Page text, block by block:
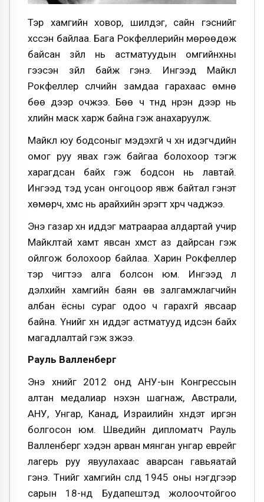
Тэр хамгийн ховор, шилдэг, сайн гэснийг
хүссэн байлаа. Бага Рокфеллерийн мөрөөдөж
байсан зүйл нь астматуудын омгийнхны
гээсэн зүйл байж гэнэ. Ингээд Майкл
Рокфеллер сүүлчийн замдаа гарахаас өмнө
бөө дээр очжээ. Бөө ч түүнд нүүрэн дээр нь
үхлийн маск харж байна гэж анахаруулж.
Майкл юу бодсоныг мэдэхгүй ч хүн идэгчдийн
омог руу явах гэж байгаа болохоор тэгж
харагдсан байх гэж бодсон нь лавтай.
Ингээд тэд усан онгоцоор явж байтал гэнэт
хөмөрч, хүмүүс нь арайхийн эрэгт хүрч чаджээ.
Энэ газар хүн иддэг матраараа алдартай учир
Майклтай хамт явсан хүмүүст аз дайрсан гэж
ойлгож болохоор байлаа. Харин Рокфеллер
тэр чигтээ алга болсон юм. Ингээд л
дэлхийн хамгийн баян өв залгамжлагчийн
албан ёсны сураг одоо ч гарахгүй явсаар
байна. Үүнийг хүн иддэг астматууд идсэн байх
магадлалтай гэж үзжээ.
Рауль Валленберг
Энэ хүнийг 2012 онд АНУ-ын Конгрессын
алтан медалиар нэхэн шагнаж, Австрали,
АНУ, Унгар, Канад, Израилийн хүндэт иргэн
болгосон юм. Шведийн дипломатч Рауль
Валленберг хэдэн арван мянган унгар еврейг
лагерь руу явуулахаас аварсан гавьяатай
гэнэ. Түүнийг хамгийн сүүлд 1945 оны нэгдүгээр
сарын 18-нд Будапештэд жолоочтойгоо